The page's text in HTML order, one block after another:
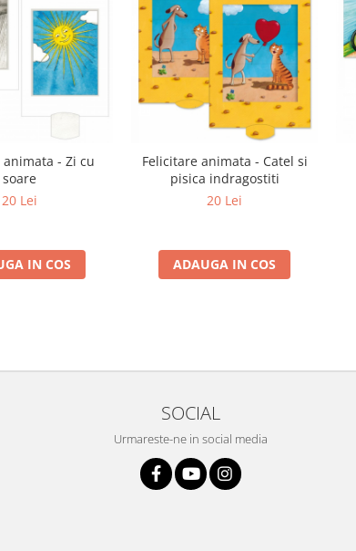
animata - Zi cu
soare
20 Lei
IN COS
Felicitare animata - Catel si
pisica indragostiti
20 Lei
ADAUGA IN COS
SOCIAL
Urmareste-ne in social media